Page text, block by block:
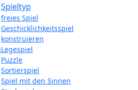
Spieltyp
freies Spiel
Geschicklichkeitsspiel
konstruieren
Legespiel
Puzzle
Sortierspiel
Spiel mit den Sinnen